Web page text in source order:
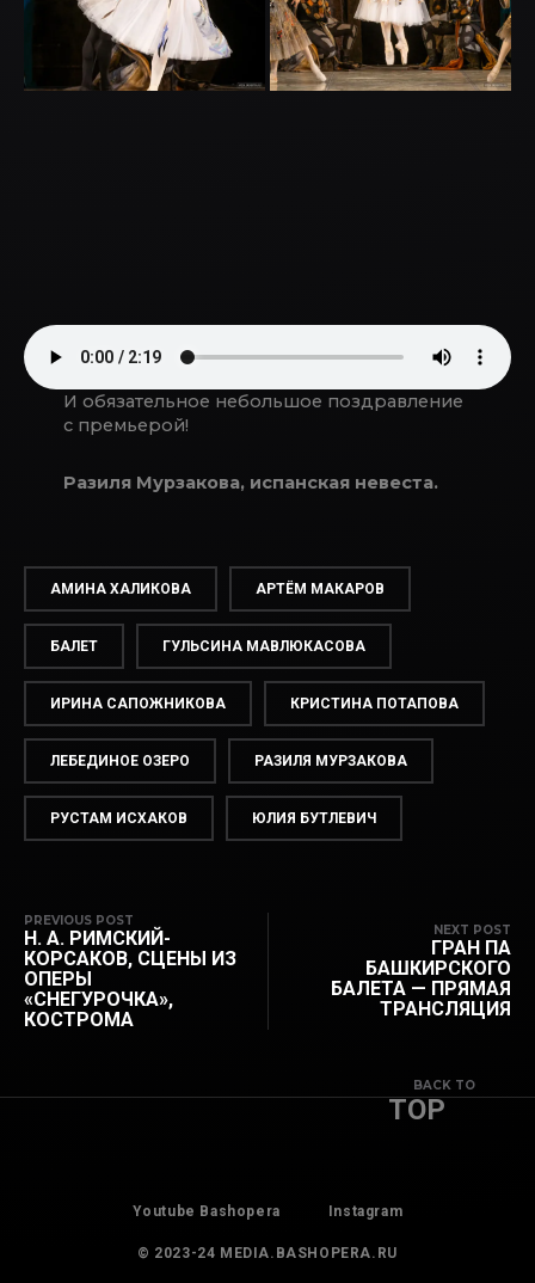
И обязательное небольшое поздравление
с премьерой!
Разиля Мурзакова, испанская невеста.
АМИНА ХАЛИКОВА АРТЁМ МАКАРОВ
БАЛЕТ ГУЛЬСИНА МАВЛЮКАСОВА
ИРИНА САПОЖНИКОВА КРИСТИНА ПОТАПОВА
ЛЕБЕДИНОЕ ОЗЕРО РАЗИЛЯ МУРЗАКОВА
РУСТАМ ИСХАКОВ ЮЛИЯ БУТЛЕВИЧ
PREVIOUS POST
Н. А. РИМСКИЙ-
КОРСАКОВ, СЦЕНЫ ИЗ
ОПЕРЫ
«СНЕГУРОЧКА»,
КОСТРОМА
NEXT POST
ГРАН ПА
БАШКИРСКОГО
БАЛЕТА — ПРЯМАЯ
ТРАНСЛЯЦИЯ
BACK TO
TOP
Youtube Bashopera Instagram
© 2023-24 MEDIA.BASHOPERA.RU